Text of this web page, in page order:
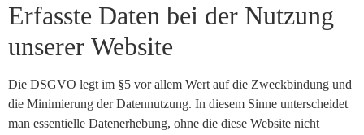
Erfasste Daten bei der Nutzung
unserer Website
Die DSGVO legt im §5 vor allem Wert auf die Zweckbindung und
die Minimierung der Datennutzung. In diesem Sinne unterscheidet
man essentielle Datenerhebung, ohne die diese Website nicht